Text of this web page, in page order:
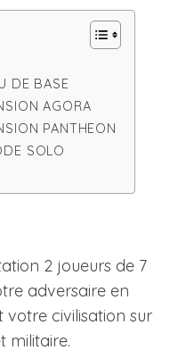
DE BASE
AGORA
PANTHEON
SOLO
2 joueurs de 7
adversaire en
civilisation sur
militaire.